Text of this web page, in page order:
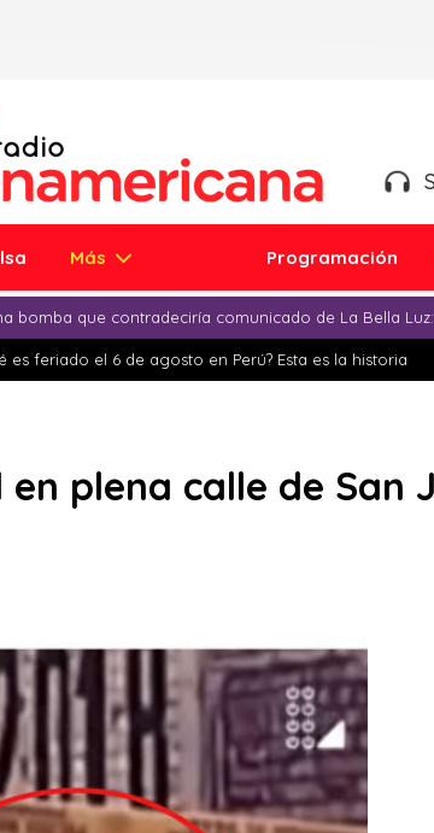
Más Programación
bomba que contradeciría comunicado de La Bella Luz:
es feriado el 6 de agosto en Perú? Esta es la historia
plena calle de San